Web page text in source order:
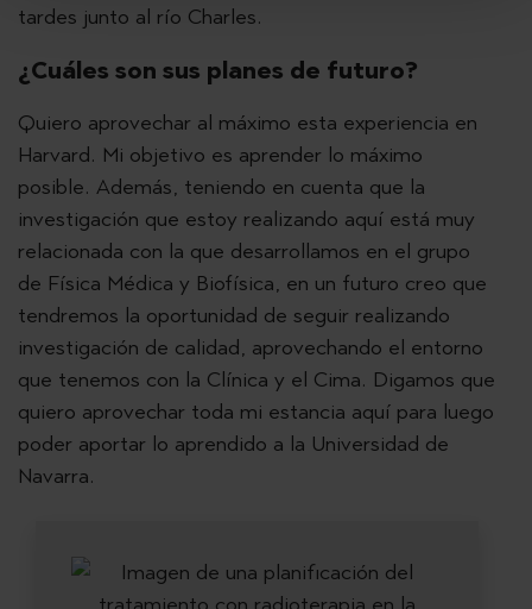
tardes junto al río Charles.
¿Cuáles son sus planes de futuro?
Quiero aprovechar al máximo esta experiencia en
Harvard. Mi objetivo es aprender lo máximo
posible. Además, teniendo en cuenta que la
investigación que estoy realizando aquí está muy
relacionada con la que desarrollamos en el grupo
de Física Médica y Biofísica, en un futuro creo que
tendremos la oportunidad de seguir realizando
investigación de calidad, aprovechando el entorno
que tenemos con la Clínica y el Cima. Digamos que
quiero aprovechar toda mi estancia aquí para luego
poder aportar lo aprendido a la Universidad de
Navarra.